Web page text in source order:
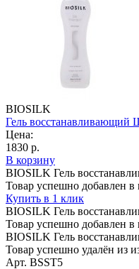
BIOSILK
Гель восстанавливающий
Цена:
1830 р.
В корзину
BIOSILK Гель
Товар успешно добавлен в
Купить в 1 клик
BIOSILK Гель
Товар успешно добавлен в
BIOSILK Гель
Товар успешно удалён из
Арт. BSST5